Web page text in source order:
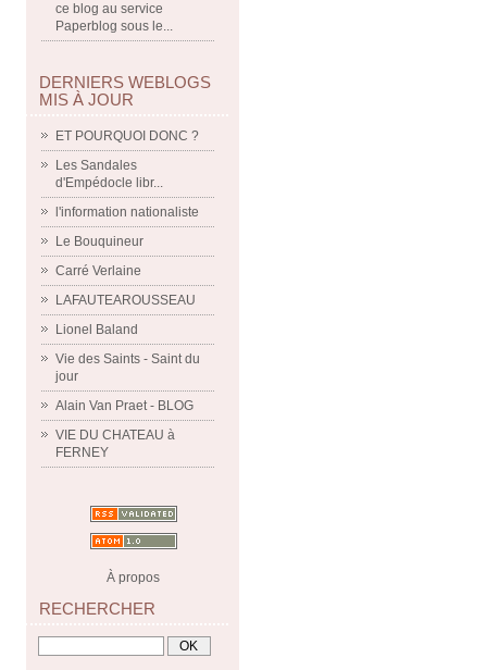
ce blog au service
Paperblog sous le...
DERNIERS WEBLOGS
MIS À JOUR
ET POURQUOI DONC ?
Les Sandales
d'Empédocle libr...
l'information nationaliste
Le Bouquineur
Carré Verlaine
LAFAUTEAROUSSEAU
Lionel Baland
Vie des Saints - Saint du
jour
Alain Van Praet - BLOG
VIE DU CHATEAU à
FERNEY
À propos
RECHERCHER